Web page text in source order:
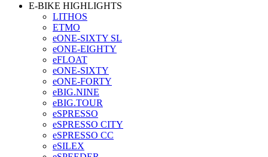
E-BIKE HIGHLIGHTS
LITHOS
ETMO
eONE-SIXTY SL
eONE-EIGHTY
eFLOAT
eONE-SIXTY
eONE-FORTY
eBIG.NINE
eBIG.TOUR
eSPRESSO
eSPRESSO CITY
eSPRESSO CC
eSILEX